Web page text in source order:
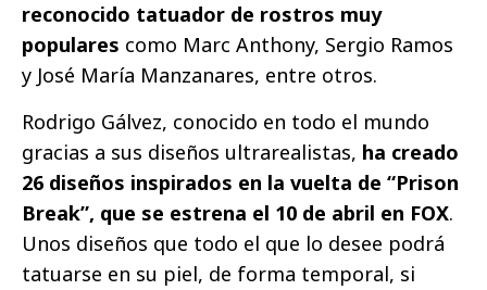
reconocido tatuador de rostros muy
populares como Marc Anthony, Sergio Ramos
y José María Manzanares, entre otros.
Rodrigo Gálvez, conocido en todo el mundo
gracias a sus diseños ultrarealistas, ha creado
26 diseños inspirados en la vuelta de “Prison
Break”, que se estrena el 10 de abril en FOX.
Unos diseños que todo el que lo desee podrá
tatuarse en su piel, de forma temporal, si